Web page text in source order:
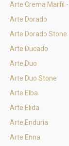
Arte Crema Marfil
Arte Dorado
Arte Dorado Stone
Arte Ducado
Arte Duo
Arte Duo Stone
Arte Elba
Arte Elida
Arte Enduria
Arte Enna